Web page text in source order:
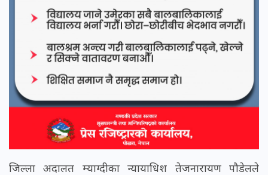
जिल्ला अदालत म्याग्दीका न्यायाधिश तेजनारायण पौडेलले